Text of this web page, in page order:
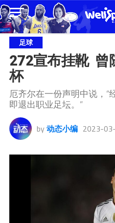
足球
272宣布挂靴  曾
杯
厄齐尔在一份声明中说，“
即退出职业足坛。”
by 动态小编 2023-